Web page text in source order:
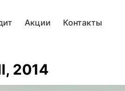
Акции Контакты
2014